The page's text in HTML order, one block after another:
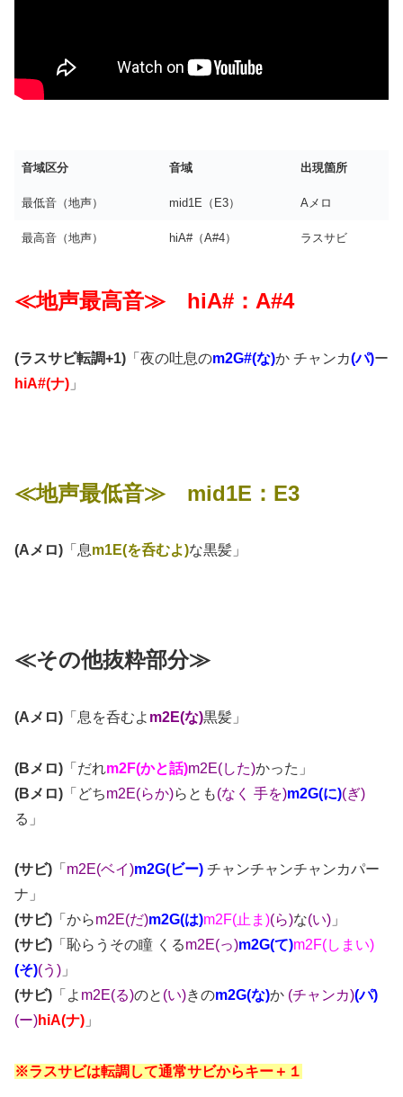
音域区分 音域 出現箇所
最低音（地声） mid1E（E3） Aメロ
最高音（地声） hiA#（A#4） ラスサビ
≪地声最高音≫ hiA#：A#4
(ラスサビ転調+1) 「夜の吐息のm2G#(な)か チャンカ(パ)ー
hiA#(ナ) 」
≪地声最低音≫ mid1E：E3
(Aメロ) 「息m1E(を呑むよ)な黒髪」
≪その他抜粋部分≫
(Aメロ) 「息を呑むよ m2E(な)黒髪」
(B メロ) 「だれm2F(かと話)m2E(した)かった」
(Bメロ) 「どちm2E(らか)らとも(なく 手を)m2G(に)(ぎ)
る」
(サビ) 「 m2E(ベイ)m2G(ビー) チャンチャンチャンカパー
ナ」
(サビ) 「からm2E(だ)m2G(は)m2F(止ま)(ら)な(い) 」
(サビ) 「恥らうその瞳 くるm2E(っ)m2G(て)m2F(しまい)
(そ)(う) 」
(サビ) 「よ m2E(る)のと (い)きのm2G(な)か (チャンカ)(パ)
(ー)hiA(ナ) 」
※ラスサビは転調して通常サビからキー＋１